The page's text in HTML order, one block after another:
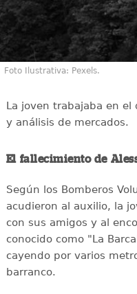
Foto Ilustrativa: Pexels.
La joven trabajaba en
y análisis de mercados.
El fallecimiento de
Según los Bomberos
acudieron al auxilio, la
con sus amigos y al
conocido como "La
cayendo por varios
barranco.